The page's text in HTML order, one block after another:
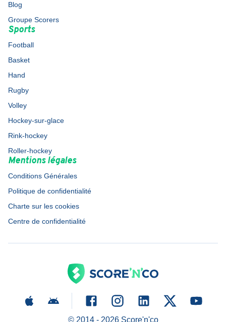
Blog
Groupe Scorers
Sports
Football
Basket
Hand
Rugby
Volley
Hockey-sur-glace
Rink-hockey
Roller-hockey
Mentions légales
Conditions Générales
Politique de confidentialité
Charte sur les cookies
Centre de confidentialité
© 2014 - 2026Score'n'co